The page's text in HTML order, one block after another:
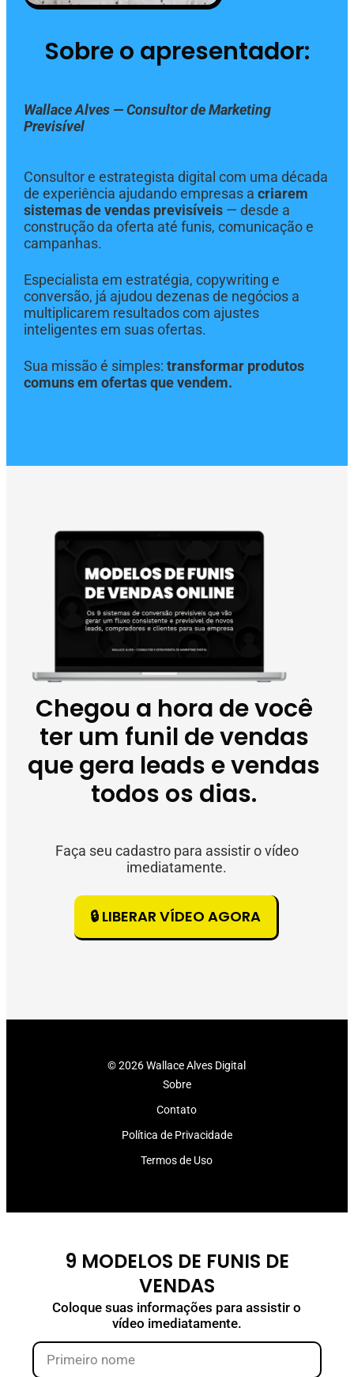
Sobre o apresentador:
Wallace Alves — Consultor de Marketing
Previsível
Consultor e estrategista digital com uma década
de experiência ajudando empresas a criarem
sistemas de vendas previsíveis— desde a
construção da oferta até funis, comunicação e
campanhas.
Especialista em estratégia, copywriting e
conversão, já ajudou dezenas de negócios a
multiplicarem resultados com ajustes
inteligentes em suas ofertas.
Sua missão é simples: transformar produtos
comuns em ofertas que vendem.
Chegou a hora de você
ter um funil de vendas
que gera leads e vendas
todos os dias.
Faça seu cadastro para assistir o vídeo
imediatamente.
🔒 LIBERAR VÍDEO AGORA
© 2026 Wallace Alves Digital
Sobre
Contato
Política de Privacidade
Termos de Uso
9 MODELOS DE FUNIS DE
VENDAS
Coloque suas informações para assistir o
vídeo imediatamente.